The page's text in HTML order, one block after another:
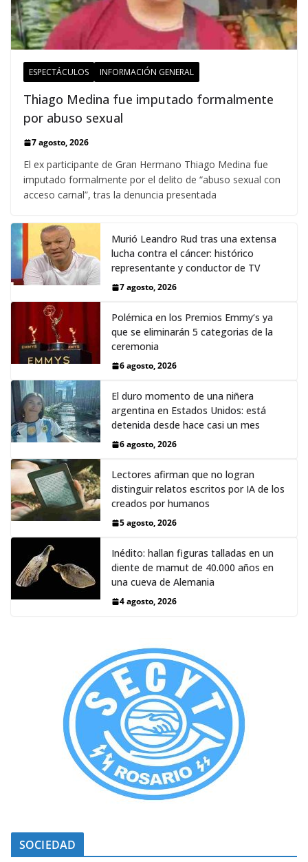
ESPECTÁCULOS INFORMACIÓN GENERAL
Thiago Medina fue imputado formalmente
por abuso sexual
7 agosto, 2026
El ex participante de Gran Hermano Thiago Medina fue
imputado formalmente por el delito de “abuso sexual con
acceso carnal”, tras la denuncia presentada
Murió Leandro Rud tras una extensa
lucha contra el cáncer: histórico
representante y conductor de TV
7 agosto, 2026
Polémica en los Premios Emmy‘s ya
que se eliminarán 5 categorias de la
ceremonia
6 agosto, 2026
El duro momento de una niñera
argentina en Estados Unidos: está
detenida desde hace casi un mes
6 agosto, 2026
Lectores afirman que no logran
distinguir relatos escritos por IA de los
creados por humanos
5 agosto, 2026
Inédito: hallan figuras talladas en un
diente de mamut de 40.000 años en
una cueva de Alemania
4 agosto, 2026
SOCIEDAD